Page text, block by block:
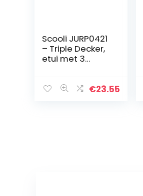
Scooli JURP0421
– Triple Decker,
etui met 3
gevuld met€23.55